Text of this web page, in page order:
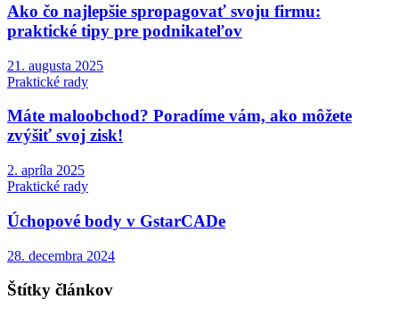
Ako čo najlepšie spropagovať svoju firmu:
praktické tipy pre podnikateľov
21. augusta 2025
Praktické rady
Máte maloobchod? Poradíme vám, ako môžete
zvýšiť svoj zisk!
2. apríla 2025
Praktické rady
Úchopové body v GstarCADe
28. decembra 2024
Štítky článkov